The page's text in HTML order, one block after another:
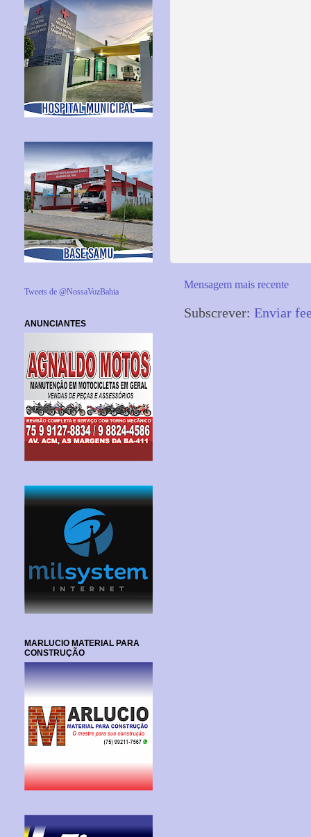
Mensagem mais recente
Subscrever: Enviar
Tweets de @NossaVozBahia
ANUNCIANTES
MARLUCIO MATERIAL PARA
CONSTRUÇÃO